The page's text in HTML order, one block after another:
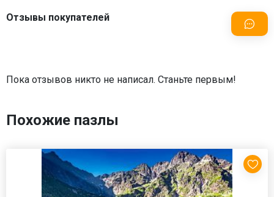
Отзывы покупателей
Пока отзывов никто не написал. Станьте первым!
Похожие пазлы